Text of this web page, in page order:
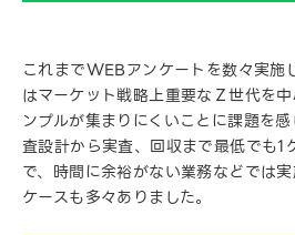
これまでWEBアンケートを数々実施
はマーケット戦略上重要なＺ世代を
ンプルが集まりにくいことに課題を
査設計から実査、回収まで最低でも1
で、時間に余裕がない業務などでは
ケースも多々ありました。